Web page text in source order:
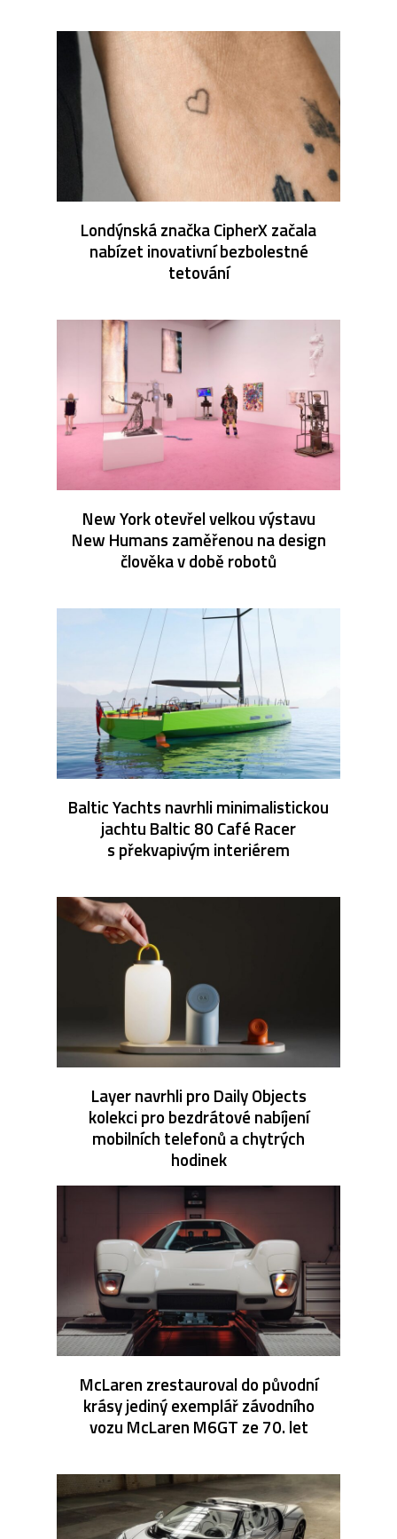
Londýnská značka CipherX začala
nabízet inovativní bezbolestné
tetování
New York otevřel velkou výstavu
New Humans zaměřenou na design
člověka v době robotů
Baltic Yachts navrhli minimalistickou
jachtu Baltic 80 Café Racer
s překvapivým interiérem
Layer navrhli pro Daily Objects
kolekci pro bezdrátové nabíjení
mobilních telefonů a chytrých
hodinek
McLaren zrestauroval do původní
krásy jediný exemplář závodního
vozu McLaren M6GT ze 70. let